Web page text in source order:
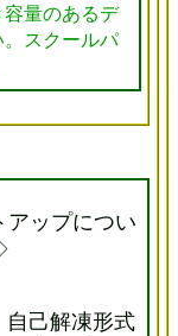
量のあるデ
。スクールパ
プについ
己解凍形式